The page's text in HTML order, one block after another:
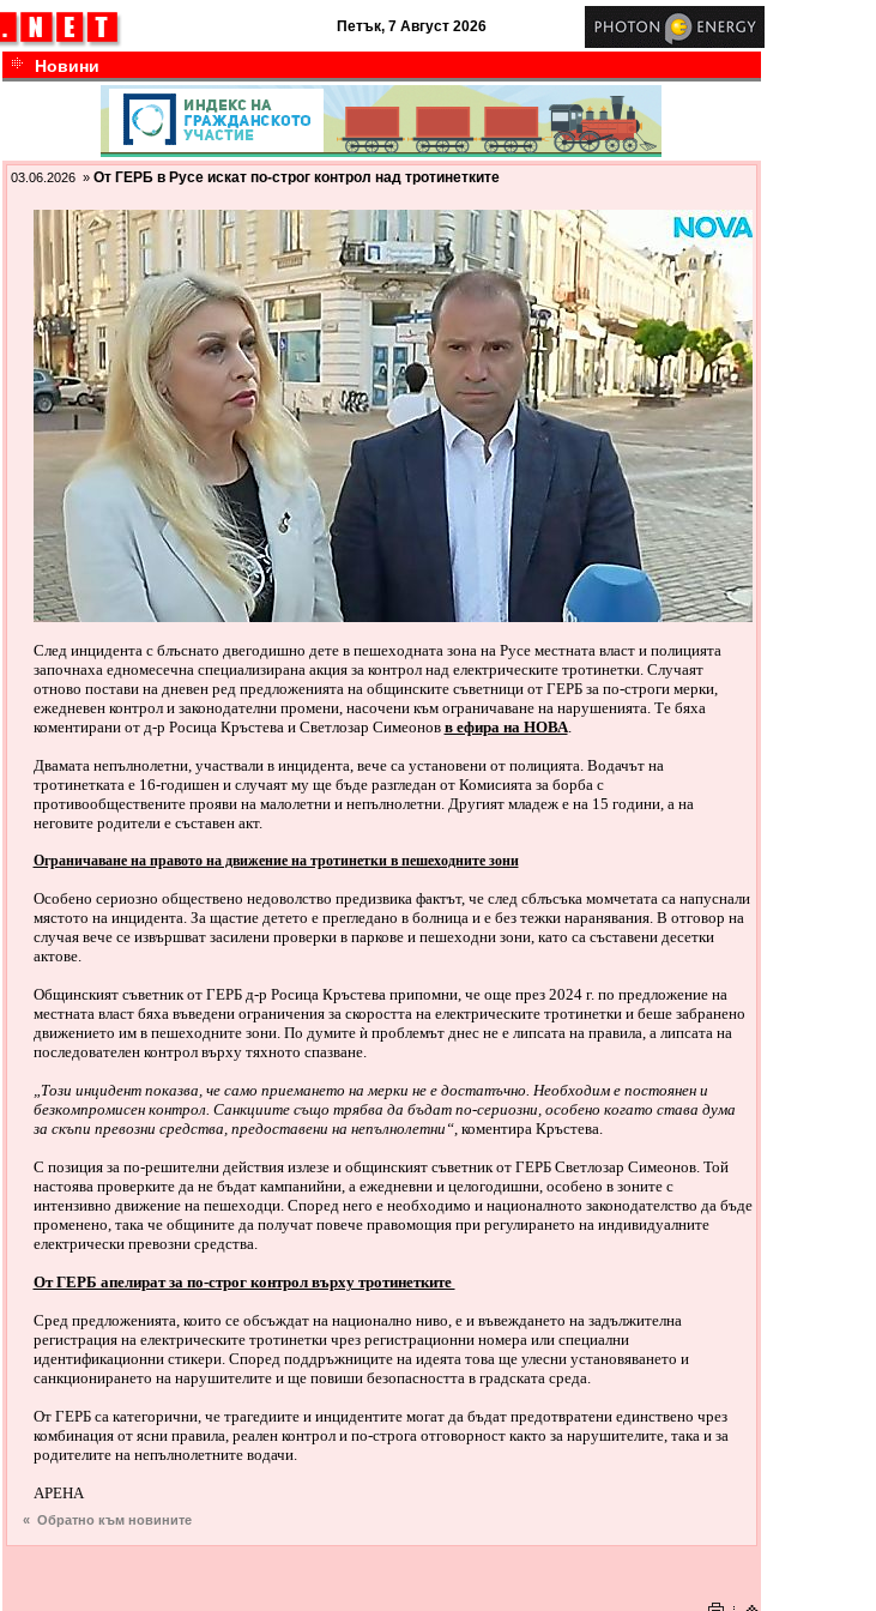
Петък, 7 Август 2026
Новини
03.06.2026 » От ГЕРБ в Русе искат по-строг контрол над тротинетките
След инцидента с блъснато двегодишно дете в пешеходната зона на Русе местната власт и полицията
започнаха едномесечна специализирана акция за контрол над електрическите тротинетки. Случаят
отново постави на дневен ред предложенията на общинските съветници от ГЕРБ за по-строги мерки,
ежедневен контрол и законодателни промени, насочени към ограничаване на нарушенията. Те бяха
коментирани от д-р Росица Кръстева и Светлозар Симеонов в ефира на НОВА.
Двамата непълнолетни, участвали в инцидента, вече са установени от полицията. Водачът на
тротинетката е 16-годишен и случаят му ще бъде разгледан от Комисията за борба с
противообществените прояви на малолетни и непълнолетни. Другият младеж е на 15 години, а на
неговите родители е съставен акт.
Ограничаване на правото на движение на тротинетки в пешеходните зони
Особено сериозно обществено недоволство предизвика фактът, че след сблъсъка момчетата са напуснали
мястото на инцидента. За щастие детето е прегледано в болница и е без тежки наранявания. В отговор на
случая вече се извършват засилени проверки в паркове и пешеходни зони, като са съставени десетки
актове.
Общинският съветник от ГЕРБ д-р Росица Кръстева припомни, че още през 2024 г. по предложение на
местната власт бяха въведени ограничения за скоростта на електрическите тротинетки и беше забранено
движението им в пешеходните зони. По думите ѝ проблемът днес не е липсата на правила, а липсата на
последователен контрол върху тяхното спазване.
„Този инцидент показва, че само приемането на мерки не е достатъчно. Необходим е постоянен и
безкомпромисен контрол. Санкциите също трябва да бъдат по-сериозни, особено когато става дума
за скъпи превозни средства, предоставени на непълнолетни“, коментира Кръстева.
С позиция за по-решителни действия излезе и общинският съветник от ГЕРБ Светлозар Симеонов. Той
настоява проверките да не бъдат кампанийни, а ежедневни и целогодишни, особено в зоните с
интензивно движение на пешеходци. Според него е необходимо и националното законодателство да бъде
променено, така че общините да получат повече правомощия при регулирането на индивидуалните
електрически превозни средства.
От ГЕРБ апелират за по-строг контрол върху тротинетките
Сред предложенията, които се обсъждат на национално ниво, е и въвеждането на задължителна
регистрация на електрическите тротинетки чрез регистрационни номера или специални
идентификационни стикери. Според поддръжниците на идеята това ще улесни установяването и
санкционирането на нарушителите и ще повиши безопасността в градската среда.
От ГЕРБ са категорични, че трагедиите и инцидентите могат да бъдат предотвратени единствено чрез
комбинация от ясни правила, реален контрол и по-строга отговорност както за нарушителите, така и за
родителите на непълнолетните водачи.
АРЕНА
« Обратно към новините